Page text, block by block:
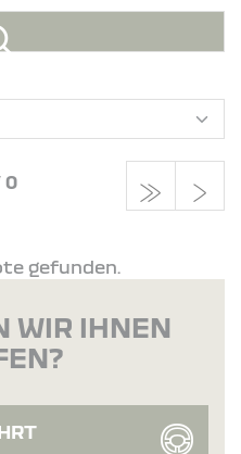
0
gefunden.
WIR IHNEN